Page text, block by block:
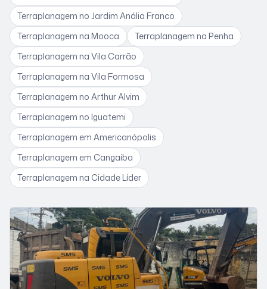
Terraplanagem no Jardim Anália Franco
Terraplanagem na Mooca Terraplanagem na Penha
Terraplanagem na Vila Carrão
Terraplanagem na Vila Formosa
Terraplanagem no Arthur Alvim
Terraplanagem no Iguatemi
Terraplanagem em Americanópolis
Terraplanagem em Cangaíba
Terraplanagem na Cidade Líder